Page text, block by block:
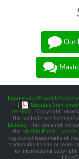
Our
Impressum (Právní
Statutes (non-
version)
| Copyright
this website are licensed
License . This does not
the Mozilla Public License
registered trademarks of
trademarks in one or more
to international copyright